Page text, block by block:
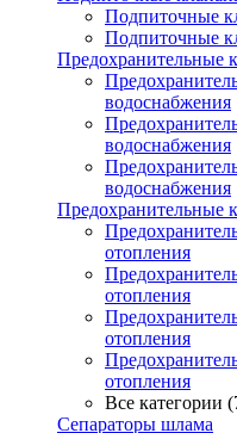
Подпиточные
Подпиточные
Предохранительные
водоснабжения
водоснабжения
водоснабжения
Предохранительные
отопления
отопления
отопления
отопления
Все категории
Сепараторы шлама